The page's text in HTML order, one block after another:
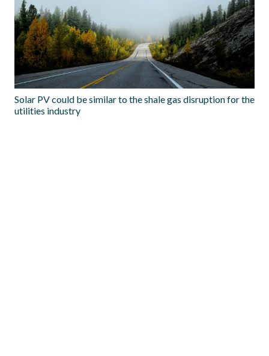
Solar PV could be similar to the shale gas disruption for the
utilities industry